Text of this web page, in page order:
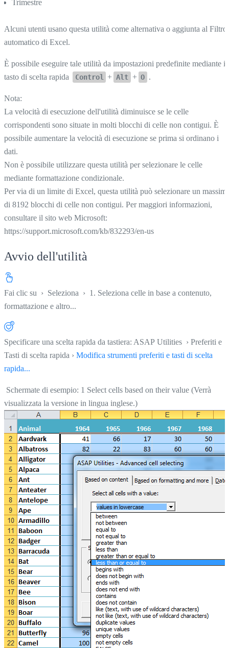
Trimestre
Alcuni utenti usano questa utilità come alternativa o aggiunta al Filtro
automatico di Excel.
È possibile eseguire tale utilità da impostazioni predefinite mediante il
tasto di scelta rapida
Control + Alt + O .
Nota:
La velocità di esecuzione dell'utilità diminuisce se le celle
corrispondenti sono situate in molti blocchi di celle non contigui. È
possibile aumentare la velocità di esecuzione se prima si ordinano i
dati.
Non è possibile utilizzare questa utilità per selezionare le celle
mediante formattazione condizionale.
Per via di un limite di Excel, questa utilità può selezionare un
di 8192 blocchi di celle non contigui. Per maggiori informazioni,
consultare il sito web Microsoft:
https://support.microsoft.com/kb/832293/en-us
Avvio dell'utilità
Fai clic su › Seleziona › 1. Seleziona celle in base a contenuto,
formattazione e altro...
Specificare una scelta rapida da tastiera: ASAP Utilities › Preferiti e
Tasti di scelta rapida › Modifica strumenti preferiti e tasti di scelta
rapida...
Schermate di esempio: 1 Select cells based on their value (Verrà
visualizzata la versione in lingua inglese.)